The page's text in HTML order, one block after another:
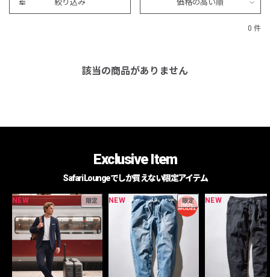
絞り込み 価格の高い順
0 件
該当の商品がありません
Exclusive Item
Safari Loungeでしか買えない限定アイテム
NEW 限定 NEW 限定 NEW